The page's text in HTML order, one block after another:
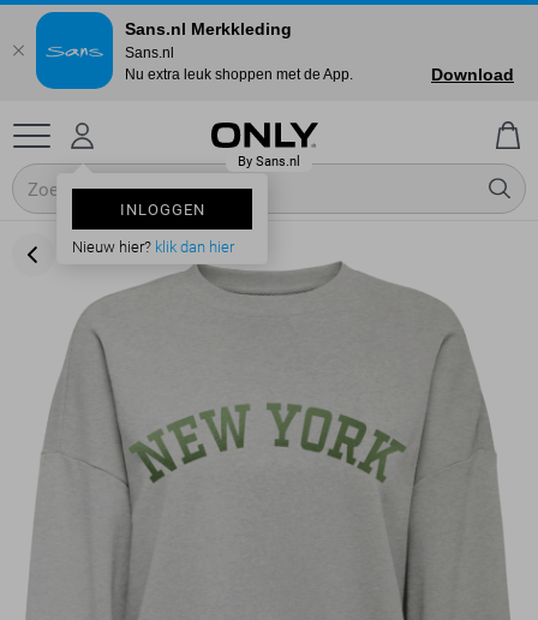
INLOGGEN
Nieuw hier? klik dan hier
Sans.nl Merkkleding
Sans.nl
Nu extra leuk shoppen met de App.
Download